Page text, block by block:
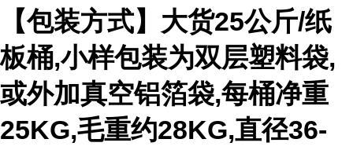
【包装方式】大货25公斤/纸
板桶,小样包装为双层塑料袋,
或外加真空铝箔袋,每桶净重
25KG,毛重约28KG,直径36-